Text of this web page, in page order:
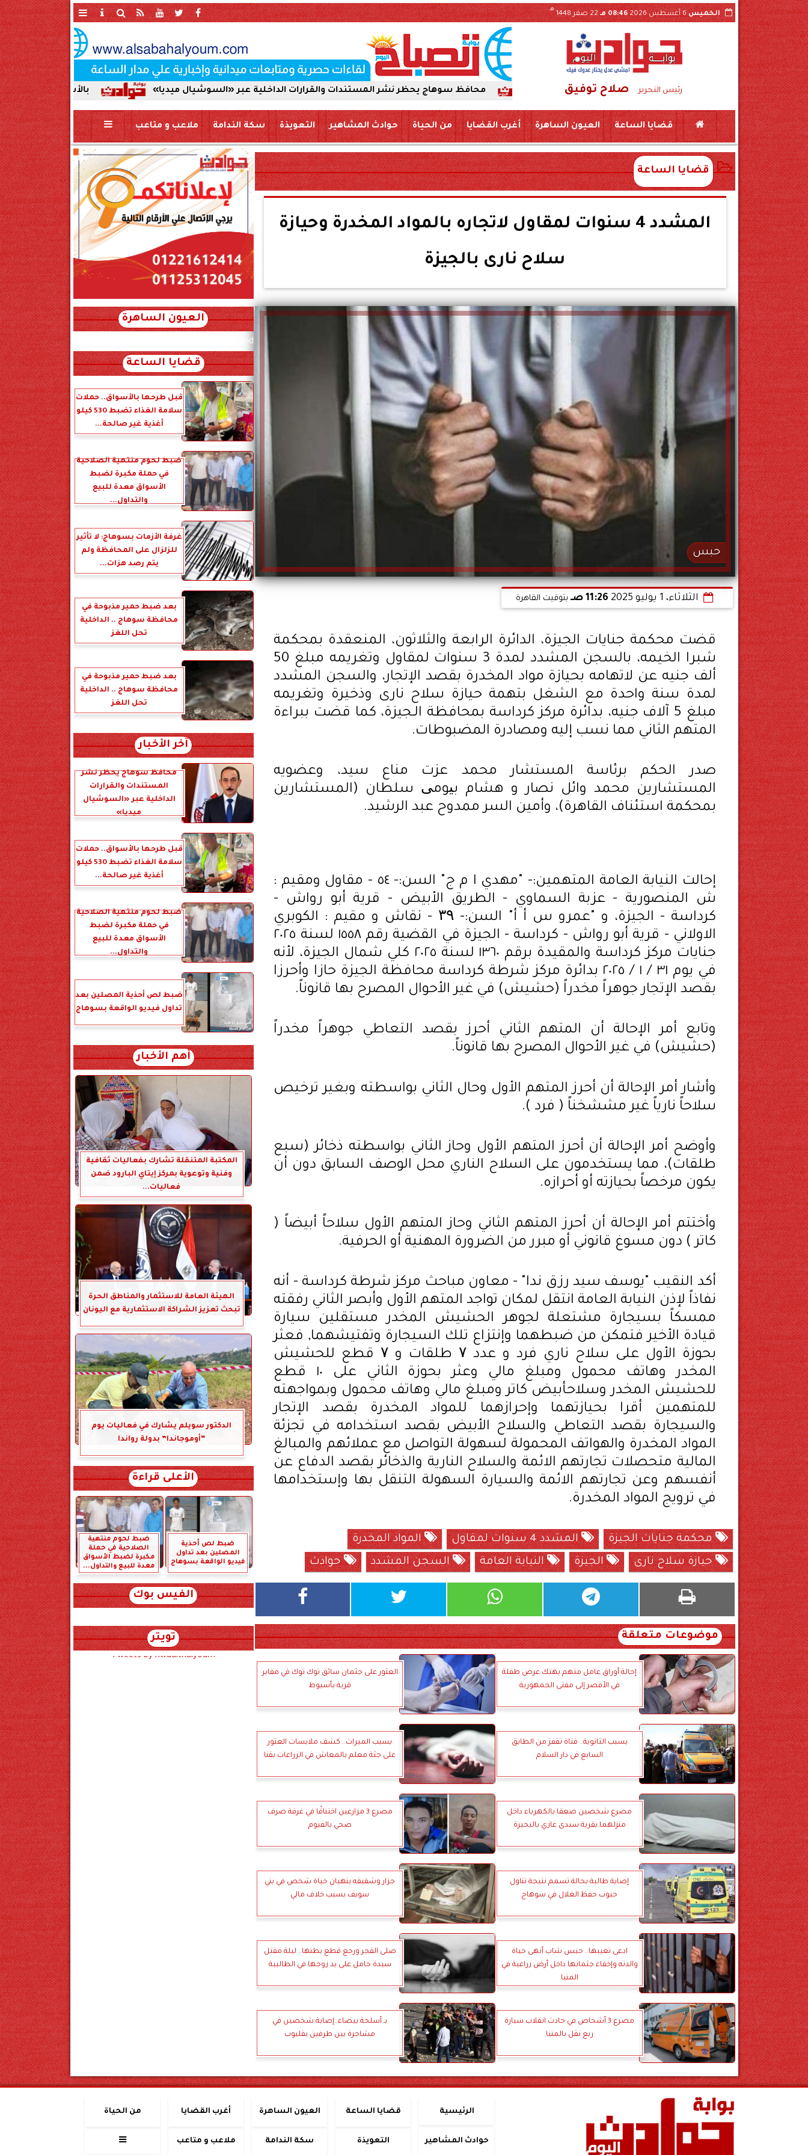
الخميس6 أغسطس 2026 08:46 مـ 22 صفر 1448
هـ
رئيس التحرير صلاح توفيق بالأسماء | اعتماد حركة تنقلات ضباط محافظ سوهاج يحظر نشر المستندات والقرارات الداخلية عبر «السوشيال ميديا»
قضايا الساعة العيون الساهرة أغرب القضايا من الحياة حوادث المشاهير التعويذة سكة الندامة ملاعب و متاعب
قضايا الساعة
المشدد 4 سنوات لمقاول لاتجاره بالمواد المخدرة وحيازة
سلاح نارى بالجيزة
حبس
الثلاثاء، 1 يوليو 2025 11:26 صـ بتوقيت القاهرة
قضت محكمة جنايات الجيزة، الدائرة الرابعة والثلاثون، المنعقدة بمحكمة
شبرا الخيمه، بالسجن المشدد لمدة 3 سنوات لمقاول وتغريمه مبلغ 50
ألف جنيه عن لاتهامه بحيازة مواد المخدرة بقصد الإتجار، والسجن المشدد
لمدة سنة واحدة مع الشغل بتهمة حيازة سلاح نارى وذخيرة وتغريمه
مبلغ 5 آلاف جنيه، بدائرة مركز كرداسة بمحافظة الـجيزة، كما قضت ببراءة
المتهم الثاني مما نسب إليه ومصادرة المضبوطات.
صدر الحكم برئاسة المستشار محمد عزت مناع سيد، وعضويه
المستشارين محمد وائل نصار و هشام بیومی سلطان (المستشارين
بمحكمة استئناف القاهرة)، وأمين السر ممدوح عبد الرشيد.
إحالت النيابة العامة المتهمين:- "مهدي ا م ج" السن:- ٥٤ - مقاول ومقيم :
ش المنصورية - عزبة السماوي - الطريق الأبيض - قرية أبو رواش -
كرداسة - الجيزة، و "عمرو س أ أ" السن:- ۳۹ - نقاش و مقيم : الكوبري
الاولاني - قرية أبو رواش - كرداسة - الجيزة في القضية رقم ١٥٥٨ لسنة ٢٠٢٥
جنايات مركز كرداسة والمقيدة برقم ١٣٦٠ لسنة ٢٠٢٥ كلي شمال الجيزة، لأنه
في يوم ٣١ / ١ / ٢٠٢٥ بدائرة مركز شرطة كرداسة محافظة الجيزة حازا وأحرزا
بقصد الإتجار جوهراً مخدراً (حشيش) في غير الأحوال المصرح بها قانوناً.
وتابع أمر الإحالة أن المتهم الثاني أحرز بقصد التعاطي جوهراً مخدراً
(حشيش) في غير الأحوال المصرح بها قانوناً.
وأشار أمر الإحالة أن أحرز المتهم الأول وحال الثاني بواسطته وبغير ترخيص
سلاحاً نارياً غير مششخناً ( فرد ).
وأوضح أمر الإحالة أن أحرز المتهم الأول وحاز الثاني بواسطته ذخائر (سبع
طلقات)، مما يستخدمون على السلاح الناري محل الوصف السابق دون أن
يكون مرخصاً بحيازته أو أحرازه.
وأختتم أمر الإحالة أن أحرز المتهم الثاني وحاز المتهم الأول سلاحاً أبيضاً (
كاتر ) دون مسوغ قانوني أو مبرر من الضرورة المهنية أو الحرفية.
أكد النقيب "يوسف سيد رزق ندا" - معاون مباحث مركز شرطة كرداسة - أنه
نفاذاً لإذن النيابة العامة انتقل لمكان تواجد المتهم الأول وأبصر الثاني رفقته
ممسكاً بسيجارة مشتعلة لجوهر الحشيش المخدر مستقلين سيارة
قيادة الأخير فتمكن من ضبطهما وإنتزاع تلك السيجارة وتفتيشهما, فعثر
بحوزة الأول على سلاح ناري فرد و عدد ۷ طلقات و ۷ قطع للحشيش
المخدر وهاتف محمول ومبلغ مالي وعثر بحوزة الثاني على ١٠ قطع
للحشيش المخدر وسلاحأبيض كاتر ومبلغ مالي وهاتف محمول وبمواجهته
للمتهمين أقرا بحيازتهما وإحرازهما للمواد المخدرة بقصد الإتجار
والسيجارة بقصد التعاطي والسلاح الأبيض بقصد استخدامه في تجزئة
المواد المخدرة والهواتف المحمولة لسهولة التواصل مع عملائهم والمبالغ
المالية متحصلات تجارتهم الائمة والسلاح النارية والذخائر بقصد الدفاع عن
أنفسهم وعن تجارتهم الائمة والسيارة السهولة التنقل بها وإستخدامها
في ترويج المواد المخدرة.
محكمة جنايات الجيزة المشدد 4 سنوات لمقاول
المواد المخدرة
حيازة سلاح نارى
الجيزة النيابة العامة السجن المشدد حوادث
موضوعات متعلقة
إحالة أوراق عامل متهم بهتك عرض طفلة
في الأقصر إلى مفتى الجمهورية
العثور على جثمان سائق توك توك في مقابر
قرية بأسيوط
بسبب الثانوية.. فتاة تقفز من الطابق
السابع في دار السلام
بسبب الميراث.. كشف ملابسات العثور
على جثة معلم بالمعاش في الزراعات بقنا
مصرع شخصين صعقا بالكهرباء داخل
منزلهما بقرية سيدى غازي بالبحيرة
مصرع 3 مزارعين اختناقًا في غرفة صرف
صحي بالفيوم
إصابة طالبة بحالة تسمم نتيجة تناول
حبوب حفظ الغلال في سوهاج
جزار وشقيقه ينهيان حياة شخص في بني
سويف بسبب خلاف مالي
ادعى تغيبها.. حبس شاب أنهى حياة
والدته وإخفاء جثمانها داخل أرض زراعية في
المنيا
صلى الفجر ورجع قطع بطنها.. ليلة مقتل
سيدة حامل على يد زوجها في الطالبية
مصرع 3 أشخاص في حادث انقلاب سيارة
ربع نقل بالمنيا
بـ أسلحة بيضاء..إصابة شخصين في
مشاجرة بين طرفين بقليوب
العيون الساهرة
xml_json/rss/~12.xml x0n not found
قضايا الساعة
قبل طرحها بالأسواق.. حملات
سلامة الغذاء تضبط 530 كيلو
أغذية غير صالحة...
ضبط لحوم منتهية الصلاحية
في حملة مكبرة لضبط
الأسواق معدة للبيع
والتداول...
غرفة الأزمات بسوهاج: لا تأثير
للزلزال على المحافظة ولم
يتم رصد هزات...
بعد ضبط حمير مذبوحة في
محافظة سوهاج .. الداخلية
تحل اللغز
بعد ضبط حمير مذبوحة في
محافظة سوهاج .. الداخلية
تحل اللغز
آخر الأخبار
محافظ سوهاج يحظر نشر
المستندات والقرارات
الداخلية عبر «السوشيال
ميديا»
قبل طرحها بالأسواق.. حملات
سلامة الغذاء تضبط 530 كيلو
أغذية غير صالحة...
ضبط لحوم منتهية الصلاحية
في حملة مكبرة لضبط
الأسواق معدة للبيع
والتداول...
ضبط لص أحذية المصلين بعد
تداول فيديو الواقعة بسوهاج
أهم الأخبار
المكتبة المتنقلة تشارك بفعاليات ثقافية
وفنية وتوعوية بمركز إيتاي البارود ضمن
فعاليات...
الهيئة العامة للاستثمار والمناطق الحرة
تبحث تعزيز الشراكة الاستثمارية مع اليونان
الدكتور سويلم يشارك في فعاليات يوم
“أوموجاندا” بدولة رواندا
الأعلى قراءة
ضبط لص أحذية
المصلين بعد تداول
فيديو الواقعة بسوهاج
ضبط لحوم منتهية
الصلاحية في حملة
مكبرة لضبط الأسواق
معدة للبيع والتداول...
الفيس بوك
تويتر
Tweets by hwadithalyoum
الرئيسية قضايا الساعة العيون الساهرة أغرب القضايا من الحياة
حوادث المشاهير التعويذة سكة الندامة ملاعب و متاعب 